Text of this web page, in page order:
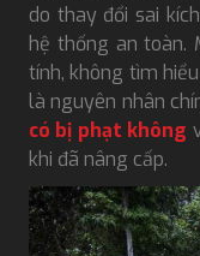
do thay đổi sai
hệ thống an toàn.
tính, không tìm
là nguyên nhân
có bị phạt không
khi đã nâng cấp.